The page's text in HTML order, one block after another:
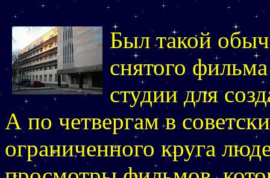
Был такой
снятого
студии для
А по четвергам в
ограниченного круга